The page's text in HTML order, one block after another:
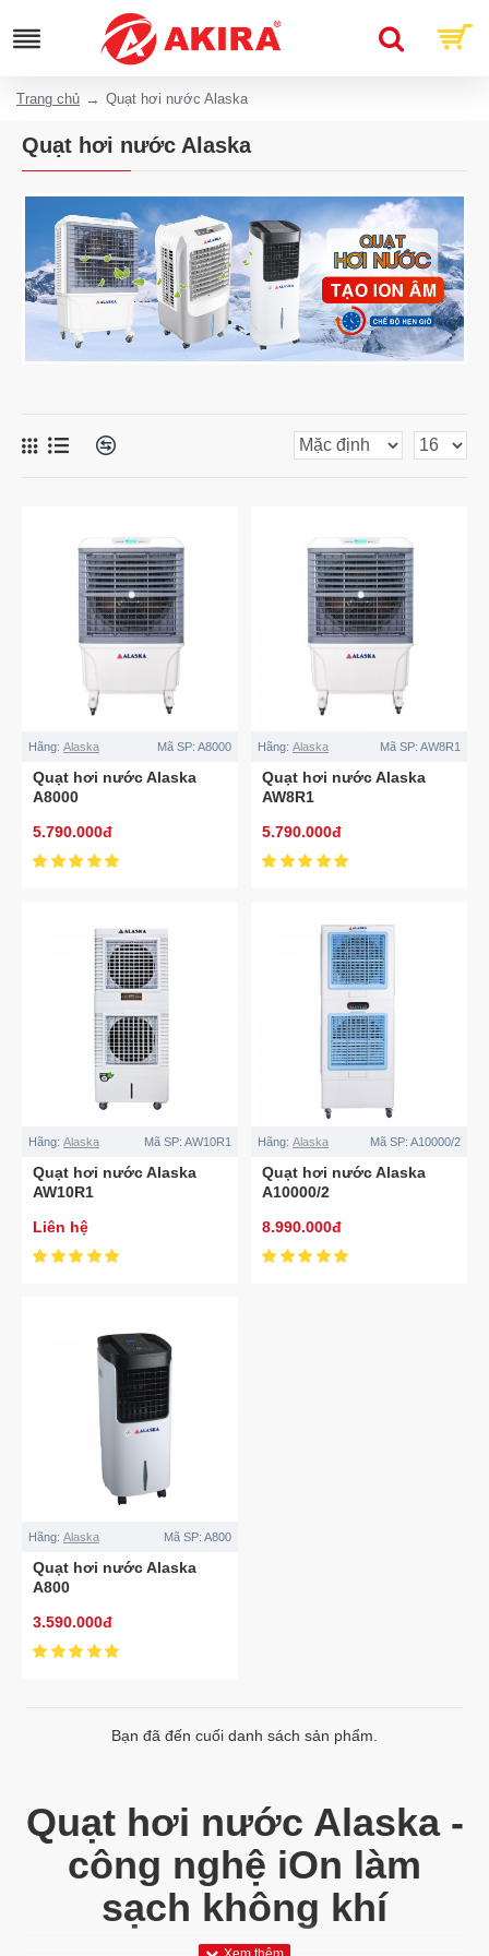
Trang chủ Quạt hơi nước Alaska
Quạt hơi nước Alaska
Hãng: Alaska Mã SP: A8000
Quạt hơi nước Alaska
A8000
5.790.000đ
Hãng: Alaska Mã SP: AW8R1
Quạt hơi nước Alaska
AW8R1
5.790.000đ
Hãng: Alaska Mã SP: AW10R1
Quạt hơi nước Alaska
AW10R1
Liên hệ
Hãng: Alaska Mã SP: A10000/2
Quạt hơi nước Alaska
A10000/2
8.990.000đ
Hãng: Alaska Mã SP: A800
Quạt hơi nước Alaska
A800
3.590.000đ
Bạn đã đến cuối danh sách sản phẩm.
Quạt hơi nước Alaska -
công nghệ iOn làm
sạch không khí